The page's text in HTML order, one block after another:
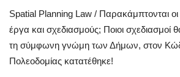
Sport
Sustainability
Spatial Planning Law / Παρακάμπτονται οι
έργα και σχεδιασμούς; Ποιοι
τη σύμφωνη γνώμη των Δήμων, στον
Πολεοδομίας κατατέθηκε!